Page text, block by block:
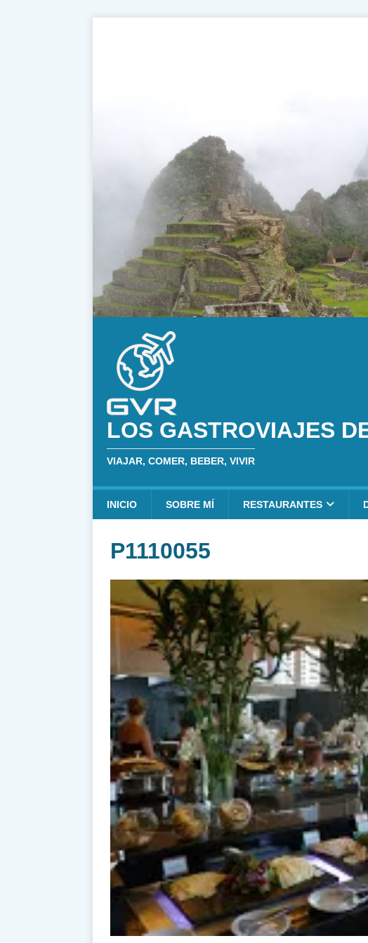
LOS GASTROVIAJES
VIAJAR, COMER, BEBER, VIVIR
INICIO SOBRE MÍ RESTAURANTES
P1110055